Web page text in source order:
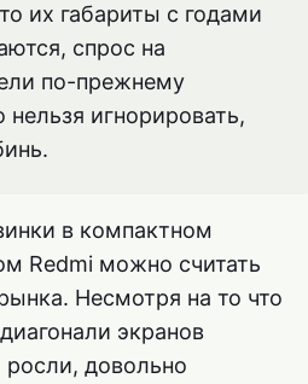
их габариты с годами
спрос на
по-прежнему
нельзя игнорировать,
в компактном
Redmi можно считать
Несмотря на то что
экранов
довольно